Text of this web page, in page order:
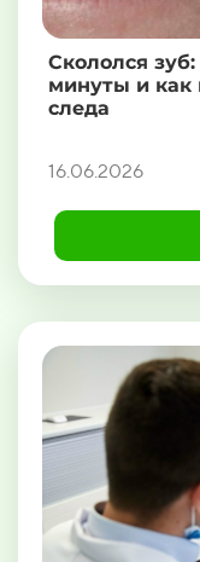
Скололся
минуты и как
следа
16.06.2026